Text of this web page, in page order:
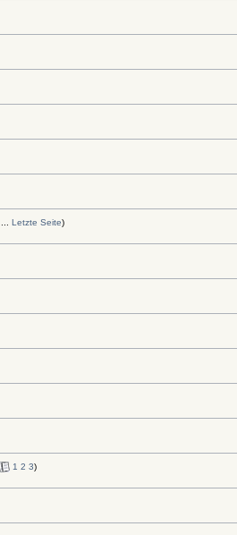
Letzte Seite)
1 2 3)